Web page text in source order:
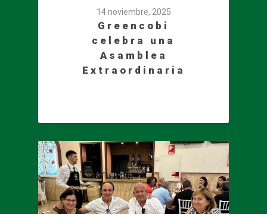
14 noviembre, 2025
Greencobi
celebra una
Asamblea
Extraordinaria